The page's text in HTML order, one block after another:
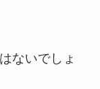
ないでしょ